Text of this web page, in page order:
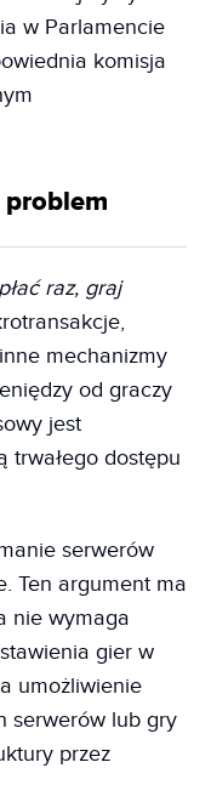
w Parlamencie
komisja
raz, graj
mechanizmy
od graczy
jest
trwałego dostępu
serwerów
Ten argument ma
nie wymaga
gier w
umożliwienie
serwerów lub gry
przez